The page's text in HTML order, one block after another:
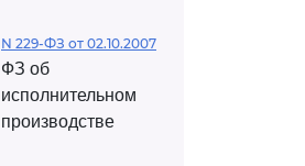
N 229-ФЗ от 02.10.2007
ФЗ об
исполнительном
производстве